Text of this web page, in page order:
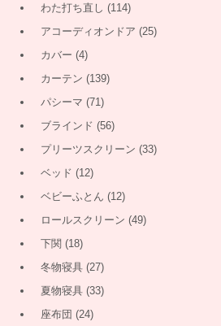
わた打ち直し (114)
アコーディオンドア (25)
カバー (4)
カーテン (139)
パシーマ (71)
ブラインド (56)
プリーツスクリーン (33)
ベッド (12)
ベビーふとん (12)
ロールスクリーン (49)
下関 (18)
冬物寝具 (27)
夏物寝具 (33)
座布団 (24)